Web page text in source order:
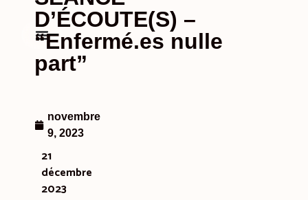
D’ÉCOUTE(S) –
“Enfermé.es nulle
part”
novembre
9, 2023
21
décembre
2023